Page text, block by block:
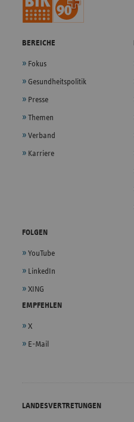
BEREICHE
Fokus
Gesundheitspolitik
Presse
Themen
Verband
Karriere
FOLGEN
YouTube
LinkedIn
XING
EMPFEHLEN
X
E-Mail
LANDESVERTRETUNGEN